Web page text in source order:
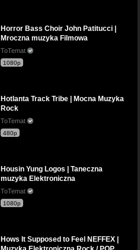
Horror Bass Choir John Patitucci |
Mroczna muzyka Filmowa
ToTemat
1080p
Hotlanta Track Tribe | Mocna Muzyka
Rock
ToTemat
480p
Housin Yung Logos | Taneczna
muzyka Elektroniczna
ToTemat
1080p
Hows It Supposed to Feel NEFFEX |